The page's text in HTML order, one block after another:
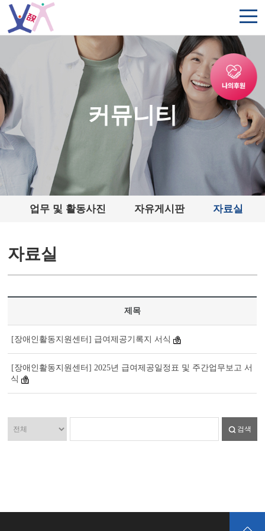
주메뉴 바로가기
컨텐츠 바로가기
커뮤니티
업무 및 활동사진 자유게시판 자료실
자료실
제목
[장애인활동지원센터] 급여제공기록지 서식
[장애인활동지원센터] 2025년 급여제공일정표 및 주간업무보고 서
식
검색